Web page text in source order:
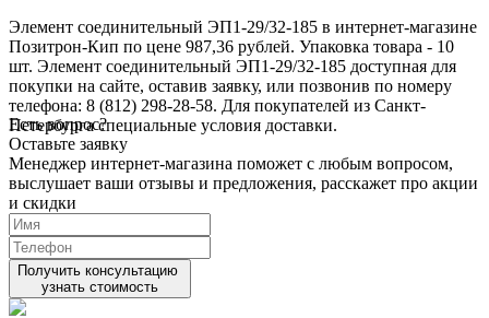
Элемент соединительный ЭП1-29/32-185 в интернет-магазине
Позитрон-Кип по цене 987,36 рублей. Упаковка товара - 10
шт. Элемент соединительный ЭП1-29/32-185 доступная для
покупки на сайте, оставив заявку, или позвонив по номеру
телефона: 8 (812) 298-28-58. Для покупателей из Санкт-
Петербурга специальные условия доставки.
Есть вопрос?
Оставьте заявку
Менеджер интернет-магазина поможет с любым вопросом,
выслушает ваши отзывы и предложения, расскажет про акции
и скидки
Получить консультацию
узнать стоимость